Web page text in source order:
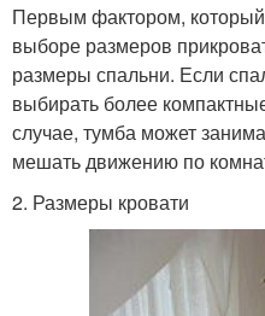
Первым фактором, который
выборе размеров
размеры спальни. Если
выбирать более
случае, тумба может
мешать движению по
2. Размеры кровати